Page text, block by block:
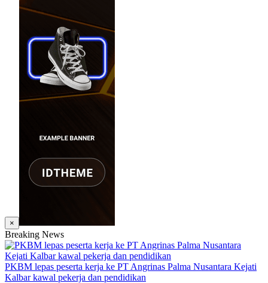
×
Breaking News
PKBM lepas peserta kerja ke PT Angrinas Palma Nusantara Kejati
Kalbar kawal pekerja dan pendidikan